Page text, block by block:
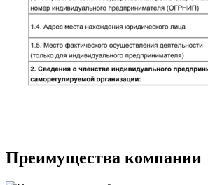
Преимущества компании